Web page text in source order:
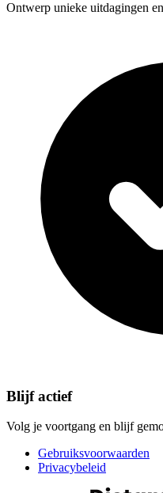
Ontwerp unieke uitdagingen
Blijf actief
Volg je voortgang en blijf
Gebruiksvoorwaarden
Privacybeleid